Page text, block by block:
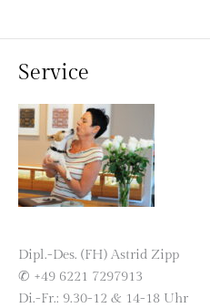
Service
Dipl.-Des. (FH) Astrid Zipp
✆ +49 6221 7297913
Di.-Fr.: 9.30-12 & 14-18 Uhr